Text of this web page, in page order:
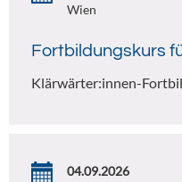
Wien
Fortbildungskurs
Klärwärter:innen-
04.09.2026